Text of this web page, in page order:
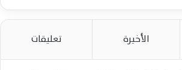
الأخيرة تعليقات